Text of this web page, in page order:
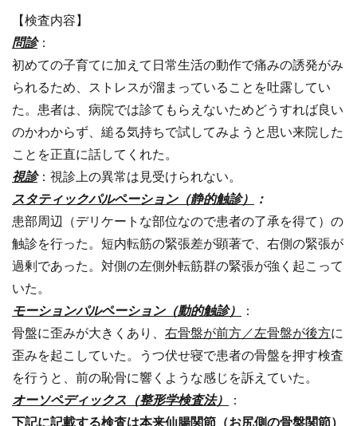
【検査内容】
問診：
初めての子育てに加えて日常生活の動作で痛みの誘発がみ
られるため、ストレスが溜まっていることを吐露してい
た。患者は、病院では診てもらえないためどうすれば良い
のかわからず、縋る気持ちで試してみようと思い来院した
ことを正直に話してくれた。
視診：視診上の異常は見受けられない。
スタティックパルペーション（静的触診）
：
患部周辺（デリケートな部位なので患者の了承を得て）の
触診を行った。短内転筋の緊張差が顕著で、右側の緊張が
過剰であった。対側の左側外転筋群の緊張が強く起こって
いた。
モーションパルペーション（動的触診）
：
骨盤に歪みが大きくあり、 右骨盤が前方／左骨盤が後方に
歪みを起こしていた。うつ伏せ寝で患者の骨盤を押す検査
を行うと、前の恥骨に響くような感じを訴えていた。
オーソペディックス（整形学検査法）
：
下記に記載する検査は本来仙腸関節（お尻側の骨盤関節）